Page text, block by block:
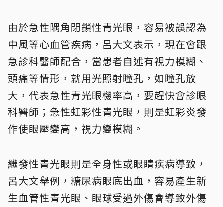
由於急性隅角閉鎖性青光眼，容易被誤認為
中風等心血管疾病，呂大文表示，現在會跟
急診科醫師配合，當患者自述有視力模糊、
頭痛等情形，就用光照射瞳孔，如瞳孔放
大，代表急性青光眼機率高，要趕快會診眼
科醫師；急性虹彩性青光眼，則是虹彩炎發
作使眼壓變高，視力變模糊。
繼發性青光眼則是全身性或眼睛疾病導致，
呂大文舉例，糖尿病眼底出血，容易產生新
生血管性青光眼、眼球受過外傷會導致外傷